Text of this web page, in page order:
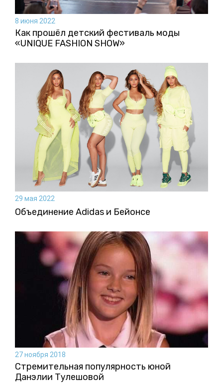
8 июня 2022
Как прошёл детский фестиваль моды
«UNIQUE FASHION SHOW»
29 мая 2022
Объединение Adidas и Бейонсе
27 ноября 2018
Стремительная популярность юной
Данэлии Тулешовой